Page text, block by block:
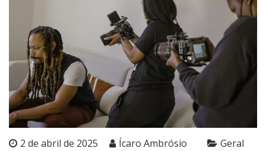
2 de abril de 2025 Ícaro Ambrósio Geral